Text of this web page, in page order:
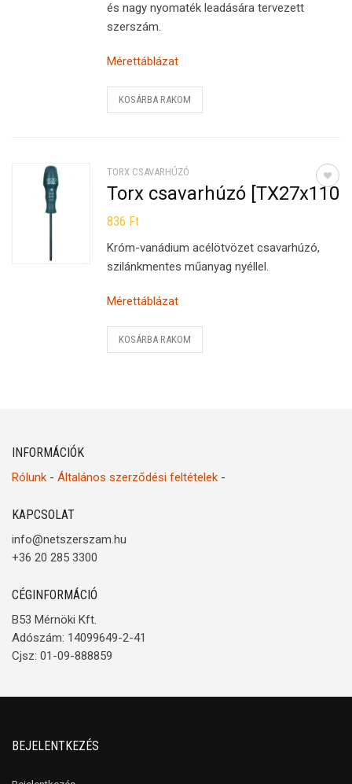
és nagy nyomaték leadására tervezett
szerszám.
Mérettáblázat
KOSÁRBA RAKOM
TORX CSAVARHÚZÓ
Torx csavarhúzó [TX27x110]
836 Ft
Króm-vanádium acélötvözet csavarhúzó,
szilánkmentes műanyag nyéllel.
Mérettáblázat
KOSÁRBA RAKOM
INFORMÁCIÓK
Rólunk - Általános szerződési feltételek -
KAPCSOLAT
info@netszerszam.hu
+36 20 285 3300
CÉGINFORMÁCIÓ
B53 Mérnöki Kft.
Adószám: 14099649-2-41
Cjsz: 01-09-888859
BEJELENTKEZÉS